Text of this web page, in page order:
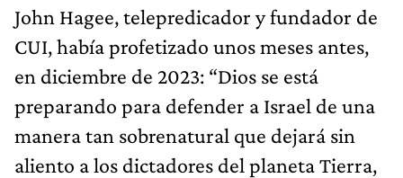
John Hagee, telepredicador y fundador de
CUI, había profetizado unos meses antes,
en diciembre de 2023: “Dios se está
preparando para defender a Israel de una
manera tan sobrenatural que dejará sin
aliento a los dictadores del planeta Tierra,